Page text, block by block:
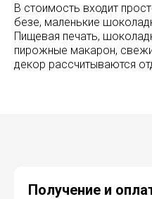
В стоимость входит
безе, маленькие
Пищевая печать,
пирожные макарон,
декор рассчитываются
Получение и